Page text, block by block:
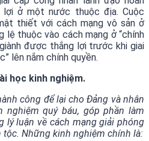
lợi ở một nước thuộc địa. Cuộc
thiết với cách mạng vô sản ở
lệ thuộc vào cách mạng ở “chính
được thắng lợi trước khi giai
lên nắm chính quyền.
học kinh nghiệm.
công để lại cho Đảng và nhân
nghiệm quý báu, góp phần làm
lý luận về cách mạng giải phóng
tộc. Những kinh nghiệm chính là: